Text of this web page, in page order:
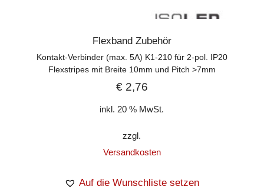
Flexband Zubehör
Kontakt-Verbinder (max. 5A) K1-210 für 2-pol. IP20
Flexstripes mit Breite 10mm und Pitch >7mm
€2,76
inkl. 20 % MwSt.
zzgl.
Versandkosten
Auf die Wunschliste setzen